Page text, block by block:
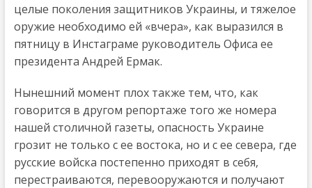
целые поколения защитников Украины, и тяжелое
оружие необходимо ей «вчера», как выразился в
пятницу в Инстаграме руководитель Офиса ее
президента Андрей Ермак.
Нынешний момент плох также тем, что, как
говорится в другом репортаже того же номера
нашей столичной газеты, опасность Украине
грозит не только с ее востока, но и с ее севера, где
русские войска постепенно приходят в себя,
перестраиваются, перевооружаются и получают